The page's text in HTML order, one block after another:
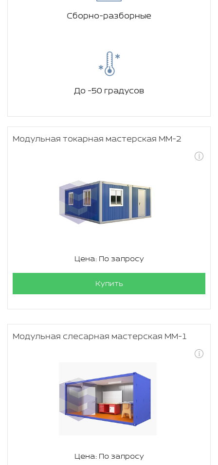
Сборно-разборные
До -50 градусов
Модульная токарная мастерская ММ-2
Цена: По запросу
Купить
Модульная слесарная мастерская ММ-1
Цена: По запросу